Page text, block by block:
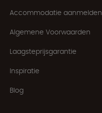
Accommodatie aanmelden
Algemene Voorwaarden
Laagsteprijsgarantie
Inspiratie
Blog